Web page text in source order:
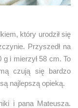
który urodził się
Przyszedł na
g i mierzył 58 cm. To
czują się bardzo
najlepszą opieką.
i pana Mateusza.